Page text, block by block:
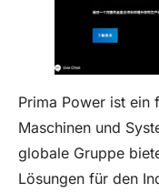
Prima Power ist ein
Maschinen und
globale Gruppe
Lösungen für den